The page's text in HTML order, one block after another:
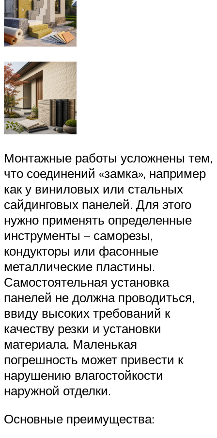
Монтажные работы усложнены тем,
что соединений «замка», например
как у виниловых или стальных
сайдинговых панелей. Для этого
нужно применять определенные
инструменты – саморезы,
кондукторы или фасонные
металлические пластины.
Самостоятельная установка
панелей не должна проводиться,
ввиду высоких требований к
качеству резки и установки
материала. Маленькая
погрешность может привести к
нарушению влагостойкости
наружной отделки.
Основные преимущества: